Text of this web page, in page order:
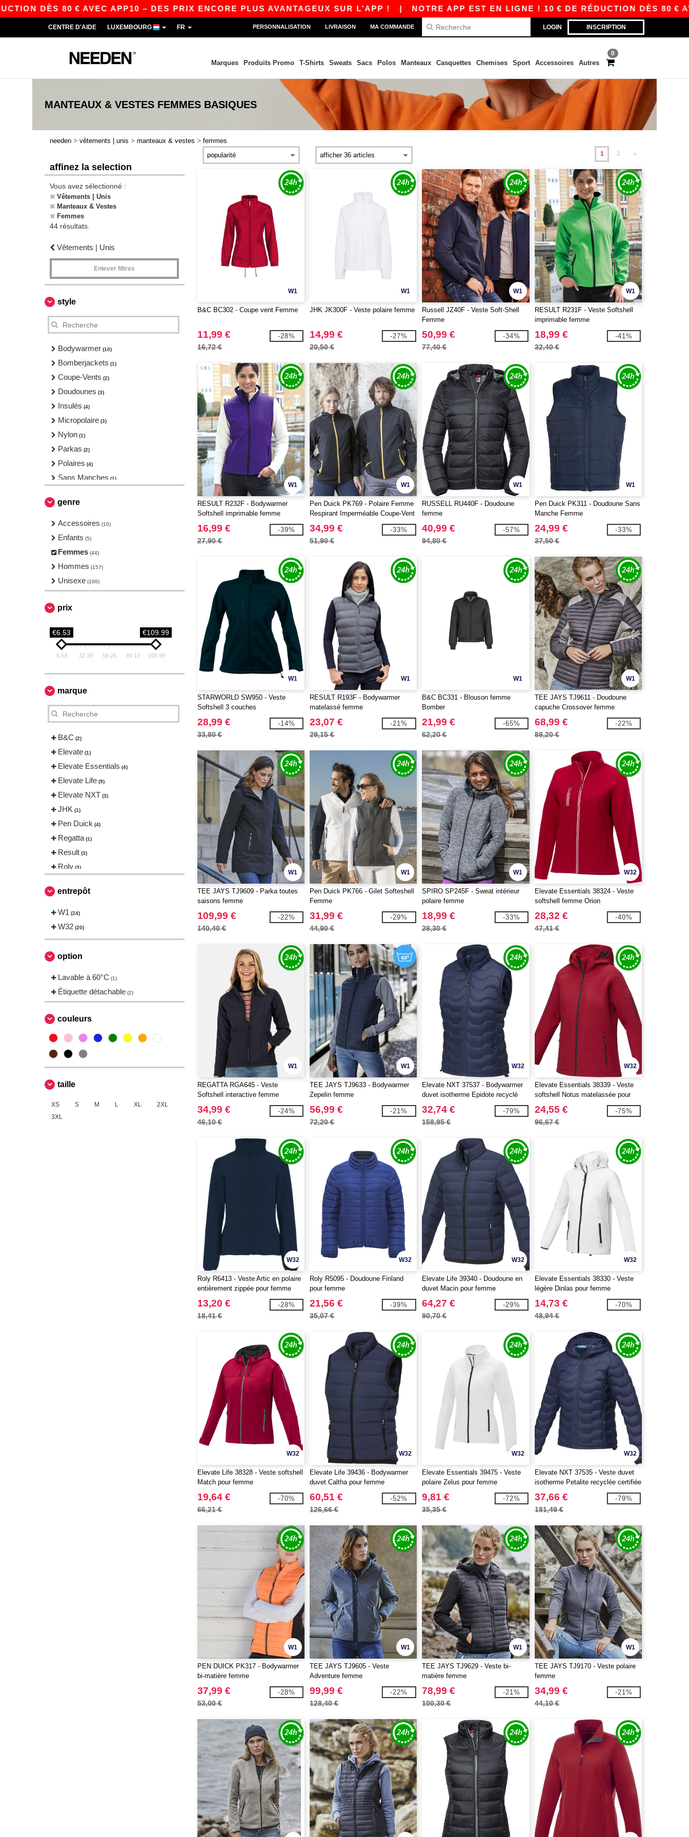
80 € AVEC APP10 – DES PRIX ENCORE PLUS AVANTAGEUX SUR L’APP !|NOTRE APP EST EN LIGNE ! 10 € DE RÉDUCTION DÈS 80 € AVEC
LOGIN INSCRIPTION
CENTRE D'AIDE LUXEMBOURG FR PERSONNALISATION LIVRAISON MA COMMANDE
0
Marques Produits Promo T-Shirts Sweats Sacs Polos Manteaux Casquettes Chemises Sport Accessoires Autres
MANTEAUX & VESTES FEMMES BASIQUES
needen > vêtements | unis > manteaux & vestes > femmes
affinez la selection
Vous avez sélectionné :
Vêtements | Unis
Manteaux & Vestes
Femmes
44 résultats.
Vêtements | Unis
Enlever filtres
style
Bodywarmer (10)
Bomberjackets (1)
Coupe-Vents (2)
Doudounes (3)
Insulés (4)
Micropolaire (3)
Nylon (1)
Parkas (2)
Polaires (4)
Sans Manches (1)
genre
Accessoires (10)
Enfants (5)
Femmes (44)
Hommes (157)
Unisexe (100)
prix
€6.53 €109.99
6.53 32.39 58.26 84.13 109.99
marque
B&C (2)
Elevate (1)
Elevate Essentials (4)
Elevate Life (9)
Elevate NXT (3)
JHK (1)
Pen Duick (4)
Regatta (1)
Result (3)
Roly (3)
Spiro (1)
Starworld
Tee Jays
entrepôt
W1 (24)
W32 (20)
option
Lavable à 60°C (1)
Étiquette détachable (2)
couleurs
taille
XS S M L XL
2XL
3XL
1 2 »
W1
B&C BC302 - Coupe vent Femme
11,99 €
16,72 €
-28%
W1
JHK JK300F - Veste polaire femme
14,99 €
20,50 €
-27%
W1
Russell JZ40F - Veste Soft-Shell
Femme
50,99 €
77,40 €
-34%
W1
RESULT R231F - Veste Softshell
imprimable femme
18,99 €
32,40 €
-41%
W1
RESULT R232F - Bodywarmer
Softshell imprimable femme
16,99 €
27,90 €
-39%
W1
Pen Duick PK769 - Polaire Femme
Respirant Imperméable Coupe-Vent
34,99 €
51,90 €
-33%
W1
RUSSELL RU440F - Doudoune
femme
40,99 €
94,80 €
-57%
W1
Pen Duick PK311 - Doudoune Sans
Manche Femme
24,99 €
37,50 €
-33%
W1
STARWORLD SW950 - Veste
Softshell 3 couches
28,99 €
33,80 €
-14%
W1
RESULT R193F - Bodywarmer
matelassé femme
23,07 €
29,15 €
-21%
W1
B&C BC331 - Blouson femme
Bomber
21,99 €
62,20 €
-65%
W1
TEE JAYS TJ9611 - Doudoune
capuche Crossover femme
68,99 €
88,20 €
-22%
W1
TEE JAYS TJ9609 - Parka toutes
saisons femme
109,99 €
140,40 €
-22%
W1
Pen Duick PK766 - Gilet Softeshell
Femme
31,99 €
44,90 €
-29%
W1
SPIRO SP245F - Sweat intérieur
polaire femme
18,99 €
28,30 €
-33%
W32
Elevate Essentials 38324 - Veste
softshell femme Orion
28,32 €
47,41 €
-40%
W1
REGATTA RGA645 - Veste
Softshell interactive femme
34,99 €
46,10 €
-24%
W1
TEE JAYS TJ9633 - Bodywarmer
Zepelin femme
56,99 €
72,20 €
-21%
W32
Elevate NXT 37537 - Bodywarmer
duvet isotherme Epidote recyclé
certifié GRS pour femme
32,74 €
158,95 €
-79%
W32
Elevate Essentials 38339 - Veste
softshell Notus matelassée pour
femme
24,55 €
96,67 €
-75%
W32
Roly R6413 - Veste Artic en polaire
entièrement zippée pour femme
13,20 €
18,41 €
-28%
W32
Roly R5095 - Doudoune Finland
pour femme
21,56 €
35,07 €
-39%
W32
Elevate Life 39340 - Doudoune en
duvet Macin pour femme
64,27 €
90,70 €
-29%
W32
Elevate Essentials 38330 - Veste
légère Dinlas pour femme
14,73 €
48,94 €
-70%
W32
Elevate Life 38328 - Veste softshell
Match pour femme
19,64 €
66,21 €
-70%
W32
Elevate Life 39436 - Bodywarmer
duvet Caltha pour femme
60,51 €
126,66 €
-52%
W32
Elevate Essentials 39475 - Veste
polaire Zelus pour femme
9,81 €
35,35 €
-72%
W32
Elevate NXT 37535 - Veste duvet
isotherme Petalite recyclée certifiée
GRS pour femme
37,66 €
181,49 €
-79%
W1
PEN DUICK PK317 - Bodywarmer
bi-matière femme
37,99 €
53,00 €
-28%
W1
TEE JAYS TJ9605 - Veste
Adventure femme
99,99 €
128,40 €
-22%
W1
TEE JAYS TJ9629 - Veste bi-
matière femme
78,99 €
100,30 €
-21%
W1
TEE JAYS TJ9170 - Veste polaire
femme
34,99 €
44,10 €
-21%